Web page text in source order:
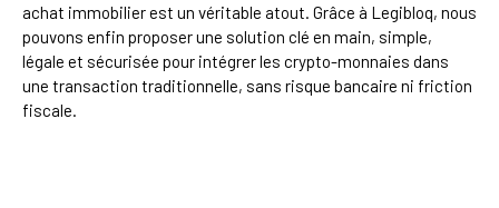
achat immobilier est un véritable atout. Grâce à Legibloq, nous
pouvons enfin proposer une solution clé en main, simple,
légale et sécurisée pour intégrer les crypto-monnaies dans
une transaction traditionnelle, sans risque bancaire ni friction
fiscale.